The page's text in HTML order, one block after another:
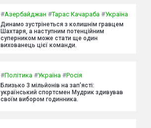
#Азербайджан #Тарас Качараба #Україна
Динамо зустрінеться з колишнім гравцем
Шахтаря, а наступним потенційним
суперником може стати ще один
вихованець цієї команди.
#Політика #Україна #Росія
Близько 3 мільйонів на зап'ясті:
український спортсмен Мудрик здивував
своїм вибором годинника.